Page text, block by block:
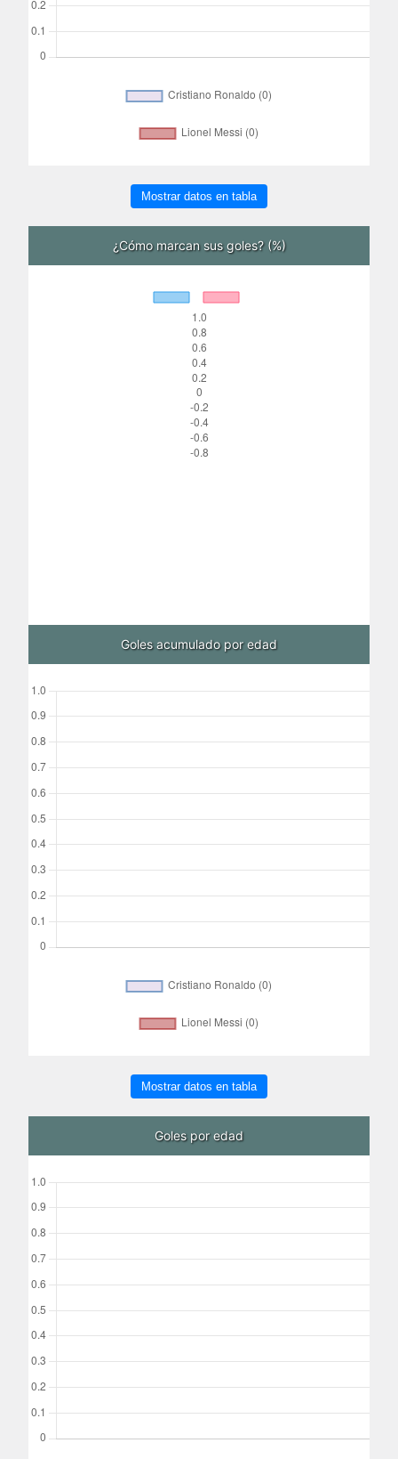
Mostrar datos en tabla
¿Cómo marcan sus goles? (%)
Goles acumulado por edad
Mostrar datos en tabla
Goles por edad